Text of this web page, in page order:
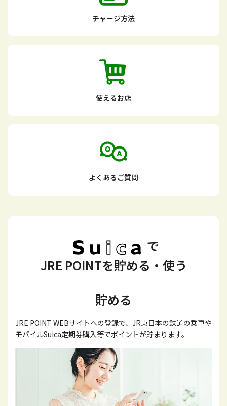
チャージ方法
使えるお店
よくあるご質問
で
JRE POINTを貯める・使う
貯める
JRE POINT WEBサイトへの登録で、JR東日本の鉄道の乗車や
モバイルSuica定期券購入等でポイントが貯まります。